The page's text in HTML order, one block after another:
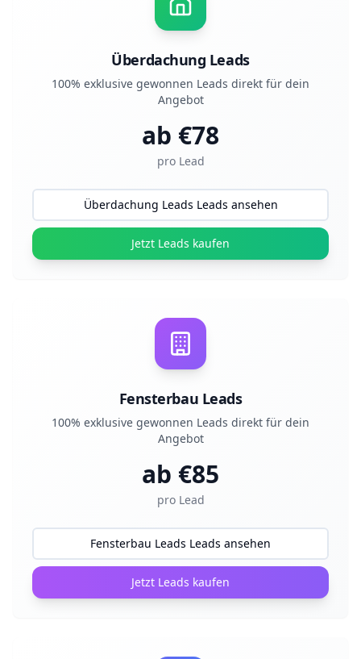
Überdachung Leads
100% exklusive gewonnen Leads direkt für dein
Angebot
ab €78
pro Lead
Überdachung Leads Leads ansehen
Jetzt Leads kaufen
Fensterbau Leads
100% exklusive gewonnen Leads direkt für dein
Angebot
ab €85
pro Lead
Fensterbau Leads Leads ansehen
Jetzt Leads kaufen